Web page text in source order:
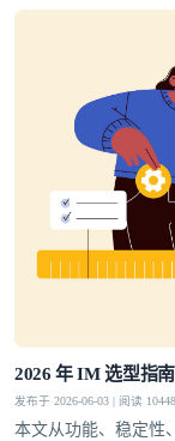
2026 年 IM 选型指
发布于 2026-06-03 | 阅读 10448
本文从功能、稳定性